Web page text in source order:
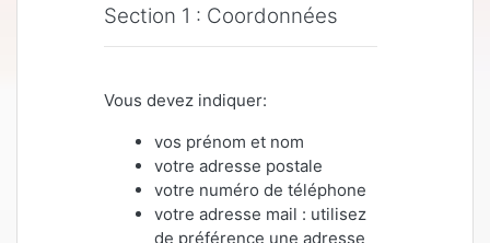
Section 1 : Coordonnées
Vous devez indiquer:
vos prénom et nom
votre adresse postale
votre numéro de téléphone
votre adresse mail : utilisez
de préférence une adresse